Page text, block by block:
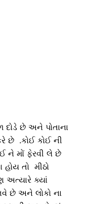
છે અને પોતાના
છે .કોઈ કોઈ ની
ને મોં ફેરવી લે છે
તો મીઠો
અત્યારે ક્યાં
છે અને લોકો ના